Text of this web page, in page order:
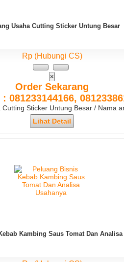
Usaha Cutting Sticker Untung Besar
Rp (Hubungi CS)
×
Order Sekarang
081233144166,
Sticker Untung Besar / Nama
Lihat Detail
Kambing Saus Tomat Dan Analisa